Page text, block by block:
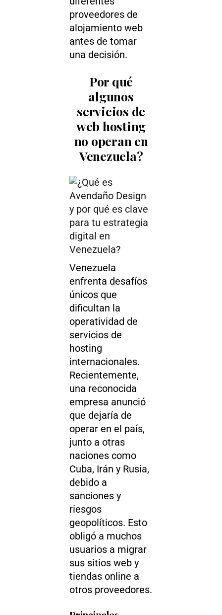
proveedores de
alojamiento web
antes de tomar
una decisión.
Por qué
algunos
servicios de
web hosting
no operan en
Venezuela?
Venezuela
enfrenta desafíos
únicos que
dificultan la
operatividad de
servicios de
hosting
internacionales.
Recientemente,
una reconocida
empresa anunció
que dejaría de
operar en el país,
junto a otras
naciones como
Cuba, Irán y Rusia,
debido a
sanciones y
riesgos
geopolíticos. Esto
obligó a muchos
usuarios a migrar
sus sitios web y
tiendas online a
otros proveedores.